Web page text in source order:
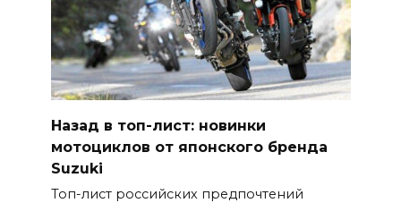
Назад в топ-лист: новинки
мотоциклов от японского бренда
Suzuki
Топ-лист российских предпочтений